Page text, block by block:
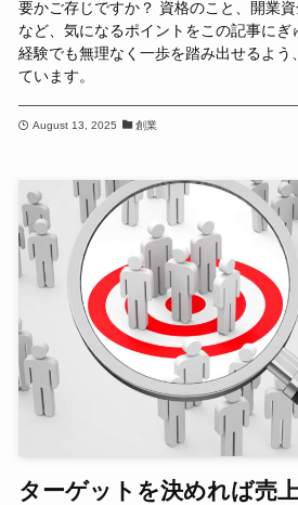
要かご存じですか？ 資格のこと、開業
など、気になるポイントをこの記事に
経験でも無理なく一歩を踏み出せるよう
ています。
August 13, 2025 創業
ターゲットを決めれば売